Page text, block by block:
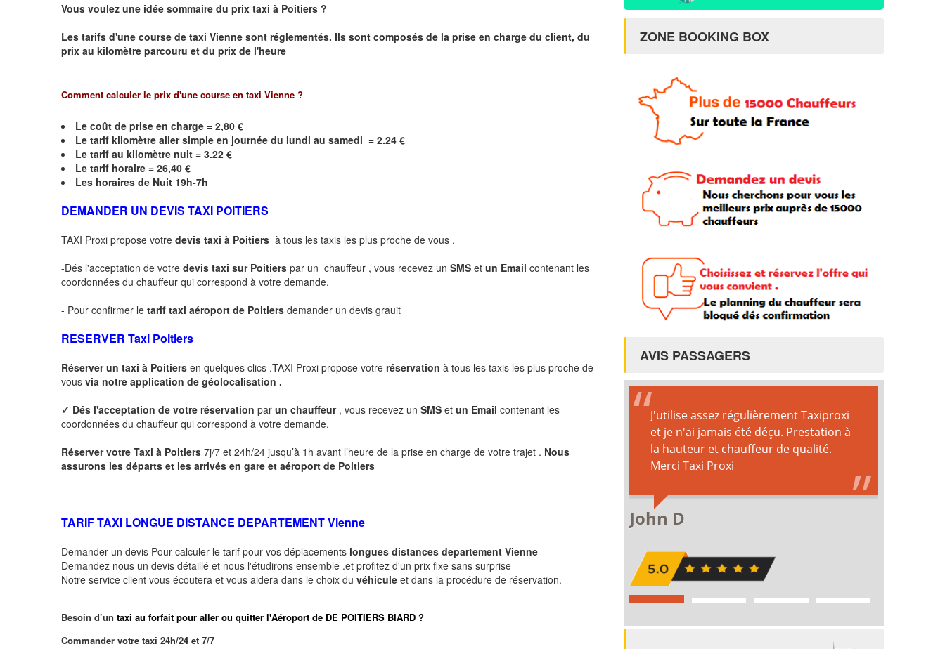
Vous voulez une idée sommaire du prix taxi à Poitiers ?
Les tarifs d'une course de taxi Vienne sont réglementés. Ils sont composés de la prise en charge du client, du
prix au kilomètre parcouru et du prix de l'heure
Comment calculer le prix d'une course en taxi Vienne ?
Le coût de prise en charge = 2,80 €
Le tarif kilomètre aller simple en journée du lundi au samedi = 2.24 €
Le tarif au kilomètre nuit = 3.22 €
Le tarif horaire = 26,40 €
Les horaires de Nuit 19h-7h
DEMANDER UN DEVIS TAXI POITIERS
TAXI Proxi propose votre devis taxi à Poitiers à tous les taxis les plus proche de vous .
-Dés l'acceptation de votre devis taxi sur Poitiers par un chauffeur , vous recevez un SMS et un Email contenant les
coordonnées du chauffeur qui correspond à votre demande.
- Pour confirmer le tarif taxi aéroport de Poitiers demander un devis grauit
RESERVER Taxi Poitiers
Réserver un taxi à Poitiers en quelques clics .TAXI Proxi propose votre réservation à tous les taxis les plus proche de
vous via notre application de géolocalisation .
✓ Dés l'acceptation de votre réservation par un chauffeur , vous recevez un SMS et un Email contenant les
coordonnées du chauffeur qui correspond à votre demande.
Réserver votre Taxi à Poitiers 7j/7 et 24h/24 jusqu’à 1h avant l’heure de la prise en charge de votre trajet . Nous
assurons les départs et les arrivés en gare et aéroport de Poitiers
TARIF TAXI LONGUE DISTANCE DEPARTEMENTVienne
Demander un devis Pour calculer le tarif pour vos déplacements longues distances departement Vienne
Demandez nous un devis détaillé et nous l'étudirons ensemble .et profitez d'un prix fixe sans surprise
Notre service client vous écoutera et vous aidera dans le choix du véhicule et dans la procédure de réservation.
Besoin d’un taxi au forfait pour aller ou quitter l'Aéroport de DE POITIERS BIARD ?
Commander votre taxi 24h/24 et 7/7
ZONE BOOKING BOX
AVIS PASSAGERS